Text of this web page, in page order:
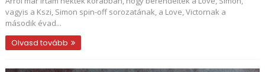
vagyis a Kszi, Simon spin-off sorozatának, a Love, Victornak a
második évad...
Olvasd tovább